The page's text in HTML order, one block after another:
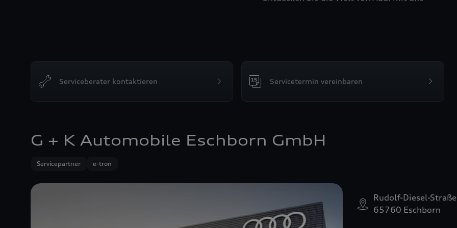
Serviceberater kontaktieren Servicetermin vereinbaren
G + K Automobile Eschborn GmbH
Servicepartner e-tron
Rudolf-Diesel-
65760 Eschborn